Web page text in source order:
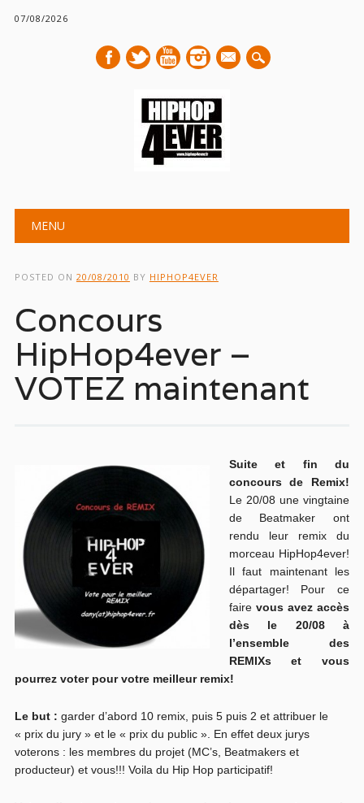
07/08/2026
mail
Main menu
MENU
POSTED ON 20/08/2010 BY HIPHOP4EVER
Concours
HipHop4ever –
VOTEZ maintenant
Suite et fin du
concours de Remix!
Le 20/08 une vingtaine
de Beatmaker ont
rendu leur remix du
morceau HipHop4ever!
Il faut maintenant les
départager! Pour ce
faire vous avez accès
dès le 20/08 à
l’ensemble des
REMIXs et vous
pourrez voter pour votre meilleur remix!
Le but : garder d’abord 10 remix, puis 5 puis 2 et attribuer le
« prix du jury » et le « prix du public ». En effet deux jurys
voterons : les membres du projet (MC’s, Beatmakers et
producteur) et vous!!! Voila du Hip Hop participatif!